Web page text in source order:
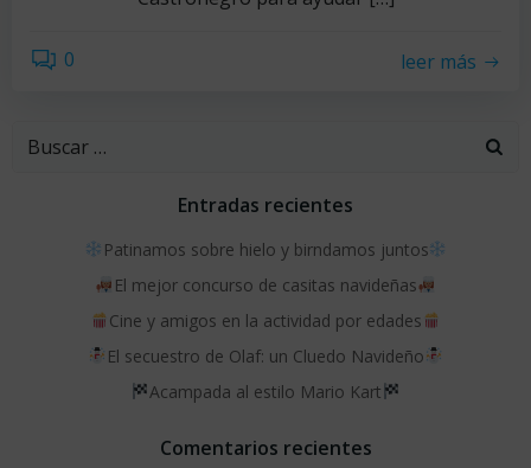
0 leer más
Buscar:
Entradas recientes
Patinamos sobre hielo y birndamos juntos
El mejor concurso de casitas navideñas
Cine y amigos en la actividad por edades
El secuestro de Olaf: un Cluedo Navideño
Acampada al estilo Mario Kart
Comentarios recientes